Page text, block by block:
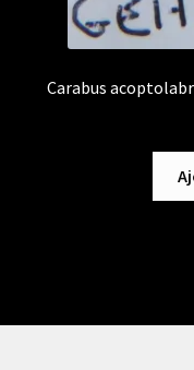
Carabus